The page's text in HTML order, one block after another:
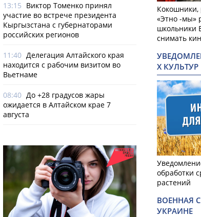
13:15 Виктор Томенко принял
участие во встрече президента
Кыргызстана с губернаторами
российских регионов
11:40 Делегация Алтайского края
находится с рабочим визитом во
Вьетнаме
08:40 До +28 градусов жары
ожидается в Алтайском крае 7
августа
Кокошники,
«Этно -мы»
школьники
снимать
Х КУЛЬТУР
обработки
растений
ВОЕННАЯ
УКРАИНЕ